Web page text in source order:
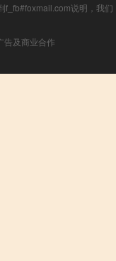
f_fb#foxmail.com说明，我们
告及商业合作